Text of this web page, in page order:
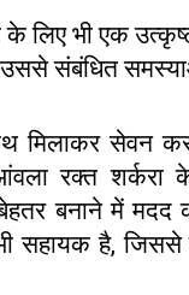
के लिए भी एक
उससे संबंधित
मिलाकर सेवन
रक्त
बेहतर बनाने में
सहायक है,